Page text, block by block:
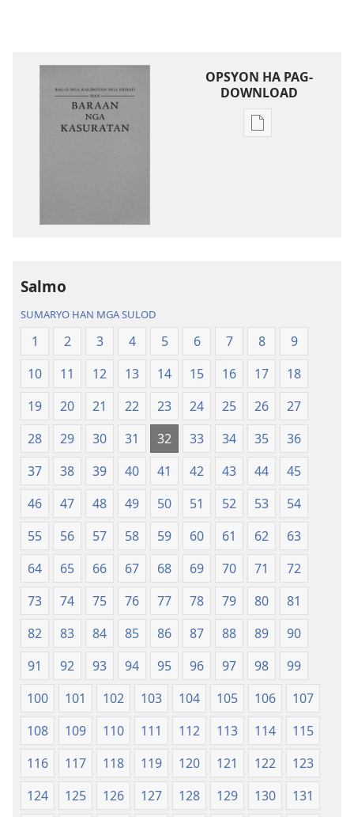
OPSYON HA PAG-
DOWNLOAD
Opsyon
nga
Kalibotan
nga
Hubad
han
Baraan
nga
Kasuratan
Salmo
SUMARYO HAN MGA SULOD
1 2 3 4 5 6 7 8
9
10
11 12 13 14 15 16 17
18
19
20 21 22 23 24 25 26
27
28
29 30 31 32 33 34 35
36
37
38 39 40 41 42 43 44
45
46
47 48 49 50 51 52 53
54
55
56 57 58 59 60 61 62
63
64
65 66 67 68 69 70 71
72
73
74 75 76 77 78 79 80
81
82
83 84 85 86 87 88 89
90
91
92 93 94 95 96 97 98
99
100
101 102 103 104 105 106
107
108
109 110 111 112 113 114
115
116
117 118 119 120 121 122
123
124
125 126 127 128 129 130
131